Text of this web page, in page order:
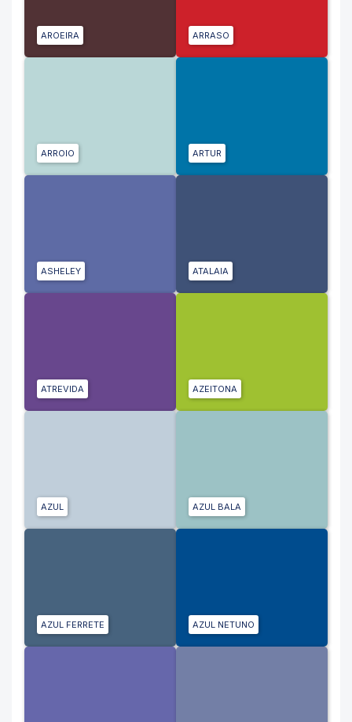
AROEIRA ARRASO
ARROIO ARTUR
ASHELEY ATALAIA
ATREVIDA AZEITONA
AZUL AZUL BALA
AZUL FERRETE AZUL NETUNO